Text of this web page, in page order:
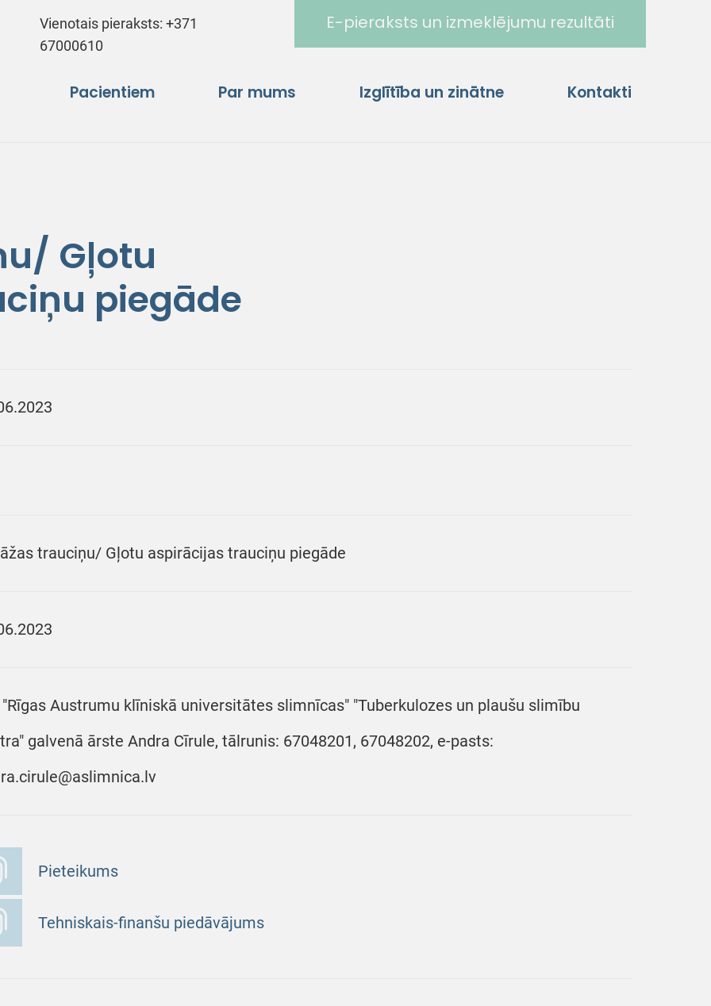
Vienotais pieraksts:+371
67000610
E-pieraksts un izmeklējumu rezultāti
Pacientiem Par mums Izglītība un zinātne Kontakti
Gļotu
piegāde
trauciņu/ Gļotu aspirācijas trauciņu piegāde
"Rīgas Austrumu klīniskā universitātes slimnīcas" "Tuberkulozes un plaušu slimību
galvenā ārste Andra Cīrule, tālrunis: 67048201, 67048202, e-pasts:
Pieteikums
Tehniskais-finanšu piedāvājums